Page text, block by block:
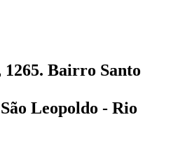
Bairro Santo
Leopoldo - Rio